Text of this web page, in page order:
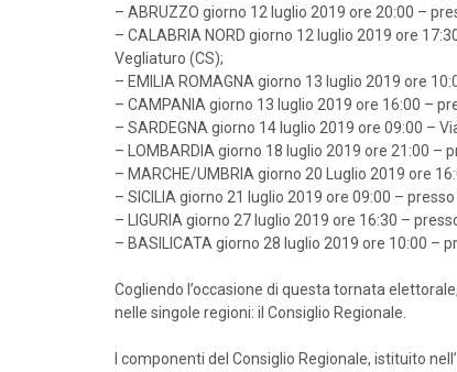
– ABRUZZO giorno 12 luglio 2019 ore 20:00 –
– CALABRIA NORD giorno 12 luglio 2019 ore
Vegliaturo (CS);
– EMILIA ROMAGNA giorno 13 luglio 2019 ore
– CAMPANIA giorno 13 luglio 2019 ore 16:00 –
– SARDEGNA giorno 14 luglio 2019 ore 09:00 –
– LOMBARDIA giorno 18 luglio 2019 ore 21:00 –
– MARCHE/UMBRIA giorno 20 Luglio 2019 ore
– SICILIA giorno 21 luglio 2019 ore 09:00 –
– LIGURIA giorno 27 luglio 2019 ore 16:30 –
– BASILICATA giorno 28 luglio 2019 ore 10:00 –
Cogliendo l’occasione di questa tornata
nelle singole regioni: il Consiglio Regionale.
I componenti del Consiglio Regionale, istituito